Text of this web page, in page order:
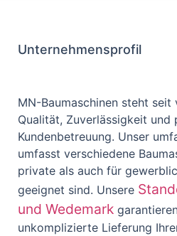
Unternehmensprofil
MN-Baumaschinen steht seit
Qualität, Zuverlässigkeit und
Kundenbetreuung. Unser
umfasst verschiedene
private als auch für
geeignet sind. Unsere
und Wedemark
unkomplizierte Lieferung